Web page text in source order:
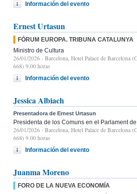
Información del evento
Ernest Urtasun
FÓRUM EUROPA. TRIBUNA CATALUNYA
Ministro de Cultura
26/01/2026 - Barcelona, Hotel Palace de Barcelona
668) 9.00 horas
Información del evento
Jessica Albiach
Presentadora de Ernest Urtasun
Presidenta de los Comuns en el Parlament
26/01/2026 - Barcelona, Hotel Palace de Barcelona
668) 9.00 horas
Información del evento
Juanma Moreno
FORO DE LA NUEVA ECONOMÍA